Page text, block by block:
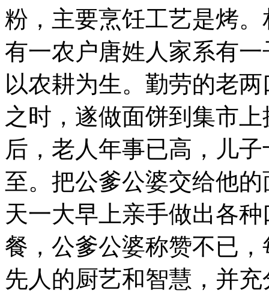
粉，主要烹饪工艺是烤
有一农户唐姓人家系有
以农耕为生。勤劳的老
之时，遂做面饼到集市
后，老人年事已高，儿
至。把公爹公婆交给他
天一大早上亲手做出各
餐，公爹公婆称赞不已
先人的厨艺和智慧，并